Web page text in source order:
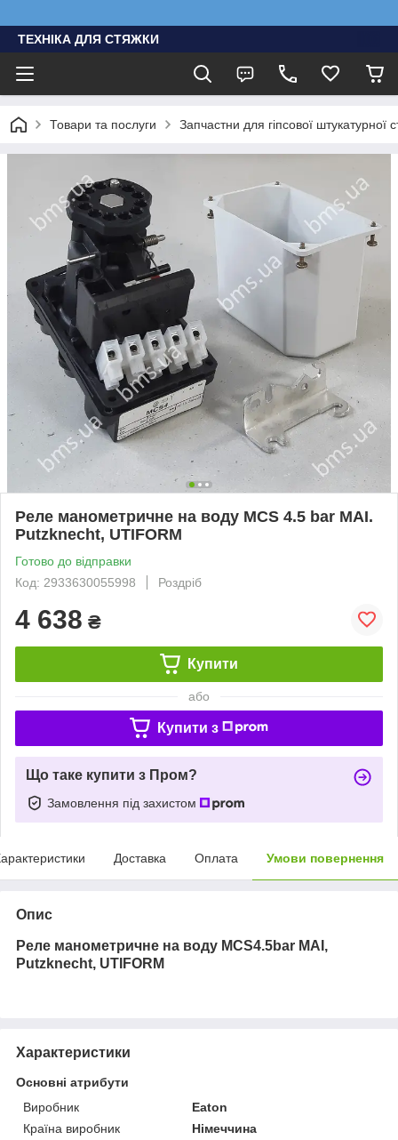
ТЕХНІКА ДЛЯ СТЯЖКИ
Товари та послуги Запчастни для гіпсової штукатурної
Реле манометричне на воду MCS 4.5 bar MAI.
Putzknecht, UTIFORM
Готово до відправки
Код: 2933630055998
Роздріб
4 638 ₴
Купити
або
Купити з
Що таке купити з Пром?
Замовлення під захистом
Доставка Оплата Умови повернення
Опис
Реле манометричне на воду MCS4.5bar MAI,
Putzknecht, UTIFORM
Характеристики
Основні атрибути
Виробник
Eaton
Країна виробник
Німеччина